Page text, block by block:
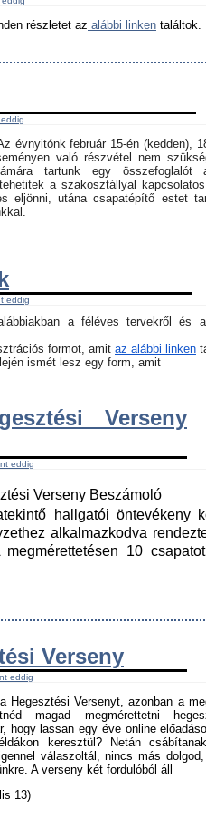
részletet az alábbi linken találtok.
évnyitónk február 15-én (kedden),
való részvétel nem
tartunk egy összefoglalót
a szakosztállyal
eljönni, utána csapatépítő estet
eddig
a féléves tervekről és a
formot, amit az alábbi linken
ismét lesz egy form, amit
Verseny
eddig
Verseny Beszámoló
hallgatói öntevékeny
alkalmazkodva
10
Verseny
eddig
Versenyt, azonban a
magad megmérettetni
hogy lassan egy éve online
keresztül? Netán
válaszoltál, nincs más
A verseny két fordulóból áll
13)